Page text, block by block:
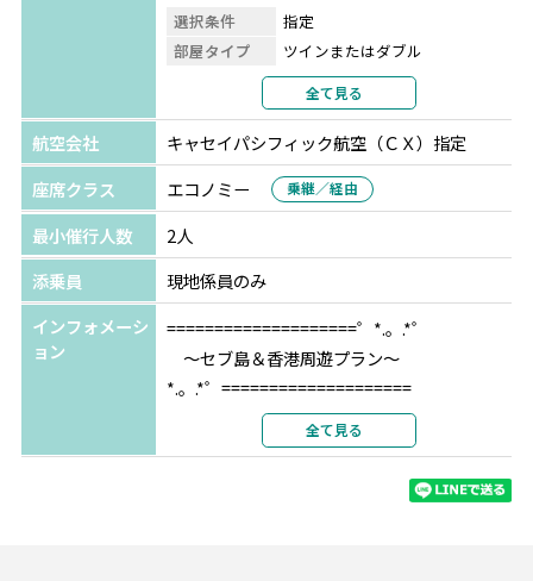
◆予約期間：4月15日～ ※上限に達し次第終了
◆限定人数：先着300組様
◆お申込み可能人数：2名様以上
◆選べるオプショナルツアー：下記4つからお好きな1つ
〇Aプラン：早朝ジンベエザメウォッチングツアー
→追加代金7,000円で白い砂浜が人気のスミロン島(ランチ
付き)に変更可！
〇Bプラン：アイランドピクニックツアー(ソルパ島+ヒル
トゥガン島)
〇Dプラン：10時間カーチャーター（Dプランは1台あたり
※ご利用希望の場合は、ツアーご予約時にお申し付けくだ
選択条件
指定
部屋タイプ
ツインまたはダブル
2名1室利用
部屋カテゴリ
スーペリア
香港(ホンコン)
ニュー ワールド ミレニアム
ホンコン ホテル (旧ホテル日航香港)
★★★★★
選択条件
部屋タイプ
利用形態
2名1室利用
部屋カテゴリ
指定なし
全て見る
航空会社
キャセイパシフィック航空（ＣＸ）指定
座席クラス
エコノミー 乗継／経由
最小催行人数
2人
添乗員
現地係員のみ
インフォメーシ
ョン
====================゜*.。.*゜
～セブ島＆香港周遊プラン～
*.。.*゜====================
人気ビーチリゾート『セブ島』でゆっくりし
た後は、魅力溢れる『香港』へ。
ディズニーランドや飲茶・夜景など、バリ島
全て見る